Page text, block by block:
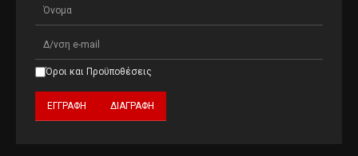
Όροι και Προϋποθέσεις